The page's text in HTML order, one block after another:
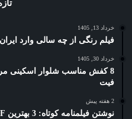
خرداد 13, 1405
فیلم رنگی از چه سالی وارد
خرداد 30, 1405
8 کفش مناسب شلوار اسکینی
فیت
2 هفته پیش
نوشتن فیلمنامه کوتاه: 3 بهترین PDF آموزش کامل (دانلود رایگان)